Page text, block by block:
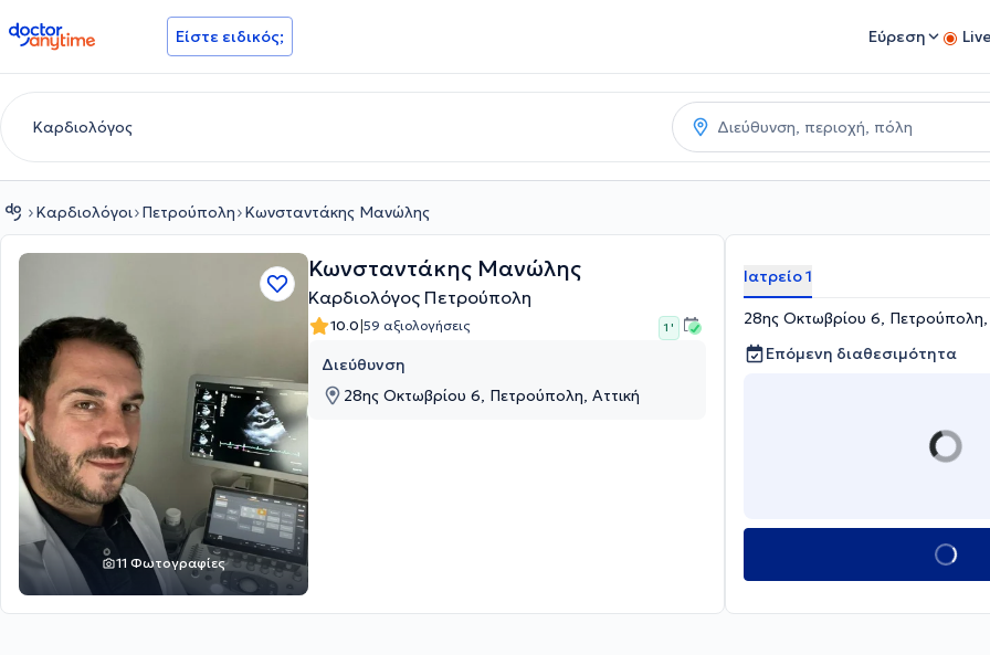
doctoranytime Είστε ειδικός; Εύρεση
Καρδιολόγοι Πετρούπολη Κωνσταντάκης Μανώλης
11 Φωτογραφίες
Κωνσταντάκης Μανώλης
Καρδιολόγος Πετρούπολη
10.0|59 αξιολογήσεις 1 '
Διεύθυνση
28ης Οκτωβρίου 6, Πετρούπολη, Αττική
Ιατρείο 1
28ης Οκτωβρίου 6, Πετρούπολη,
Επόμενη διαθεσιμότητα